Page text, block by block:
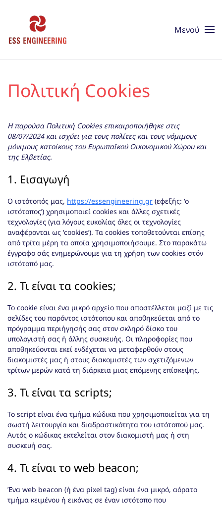
Skip to main content Μενού
Πολιτική Cookies
Η παρούσα Πολιτική Cookies επικαιροποιήθηκε στις
08/07/2024 και ισχύει για τους πολίτες και τους νόμιμους
μόνιμους κατοίκους του Ευρωπαϊκού Οικονομικού Χώρου και
της Ελβετίας.
1. Εισαγωγή
Ο ιστότοπός μας, https://essengineering.gr (εφεξής: ‘ο
ιστότοπος’) χρησιμοποιεί cookies και άλλες σχετικές
τεχνολογίες (για λόγους ευκολίας όλες οι τεχνολογίες
αναφέρονται ως ‘cookies’). Τα cookies τοποθετούνται επίσης
από τρίτα μέρη τα οποία χρησιμοποιήσουμε. Στο παρακάτω
έγγραφο σάς ενημερώνουμε για τη χρήση των cookies στόν
ιστότοπό μας.
2. Τι είναι τα cookies;
Το cookie είναι ένα μικρό αρχείο που αποστέλλεται μαζί με τις
σελίδες του παρόντος ιστότοπου και αποθηκεύεται από το
πρόγραμμα περιήγησής σας στον σκληρό δίσκο του
υπολογιστή σας ή άλλης συσκευής. Οι πληροφορίες που
αποθηκεύονται εκεί ενδέχεται να μεταφερθούν στους
διακομιστές μας ή στους διακομιστές των σχετιζόμενων
τρίτων μερών κατά τη διάρκεια μιας επόμενης επίσκεψης.
3. Τι είναι τα scripts;
Το script είναι ένα τμήμα κώδικα που χρησιμοποιείται για τη
σωστή λειτουργία και διαδραστικότητα του ιστότοπού μας.
Αυτός ο κώδικας εκτελείται στον διακομιστή μας ή στη
συσκευή σας.
4. Τι είναι το web beacon;
Ένα web beacon (ή ένα pixel tag) είναι ένα μικρό, αόρατο
τμήμα κειμένου ή εικόνας σε έναν ιστότοπο που